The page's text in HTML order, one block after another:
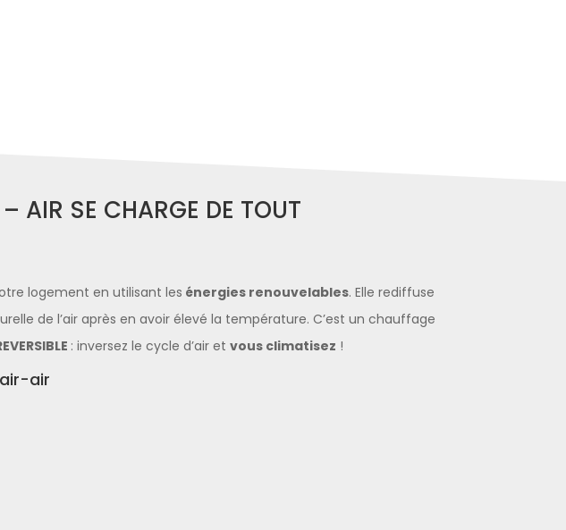
AIR SE CHARGE DE TOUT
logement en utilisant les énergies renouvelables. Elle rediffuse
de l’air après en avoir élevé la température. C’est un chauffage
: inversez le cycle d’air etvous climatisez !
air